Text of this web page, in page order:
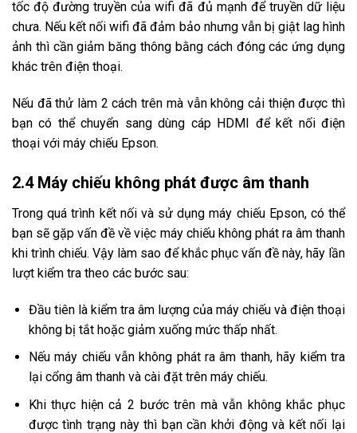
tốc độ đường truyền của wifi đã đủ mạnh để truyền dữ liệu
chưa. Nếu kết nối wifi đã đảm bảo nhưng vẫn bị giật lag hình
ảnh thì cần giảm băng thông bằng cách đóng các ứng dụng
khác trên điện thoại.
Nếu đã thử làm 2 cách trên mà vẫn không cải thiện được thì
bạn có thể chuyển sang dùng cáp HDMI để kết nối điện
thoại với máy chiếu Epson.
2.4 Máy chiếu không phát được âm thanh
Trong quá trình kết nối và sử dụng máy chiếu Epson, có thể
bạn sẽ gặp vấn đề về việc máy chiếu không phát ra âm thanh
khi trình chiếu. Vậy làm sao để khắc phục vấn đề này, hãy lần
lượt kiểm tra theo các bước sau:
Đầu tiên là kiểm tra âm lượng của máy chiếu và điện thoại
không bị tắt hoặc giảm xuống mức thấp nhất.
Nếu máy chiếu vẫn không phát ra âm thanh, hãy kiểm tra
lại cổng âm thanh và cài đặt trên máy chiếu.
Khi thực hiện cả 2 bước trên mà vẫn không khắc phục
được tình trạng này thì bạn cần khởi động và kết nối lại